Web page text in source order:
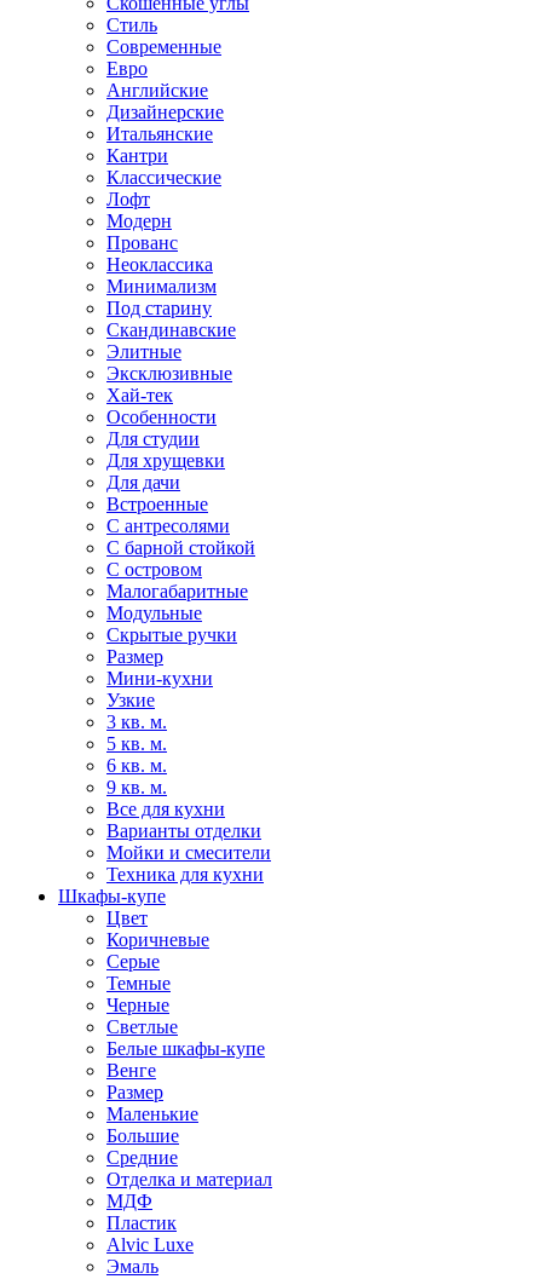
Стиль
Современные
Евро
Английские
Дизайнерские
Итальянские
Кантри
Классические
Лофт
Модерн
Прованс
Неоклассика
Минимализм
Под старину
Скандинавские
Элитные
Эксклюзивные
Хай-тек
Особенности
Для студии
Для хрущевки
Для дачи
Встроенные
С антресолями
С барной стойкой
С островом
Малогабаритные
Модульные
Скрытые ручки
Размер
Мини-кухни
Узкие
3 кв. м.
5 кв. м.
6 кв. м.
9 кв. м.
Все для кухни
Варианты отделки
Мойки и смесители
Техника для кухни
Шкафы-купе
Цвет
Коричневые
Серые
Темные
Черные
Светлые
Белые шкафы-купе
Венге
Размер
Маленькие
Большие
Средние
Отделка и материал
МДФ
Пластик
Alvic Luxe
Эмаль